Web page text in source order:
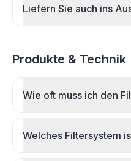
Liefern Sie auch ins
Produkte & Technik
Wie oft muss ich den
Welches Filtersystem